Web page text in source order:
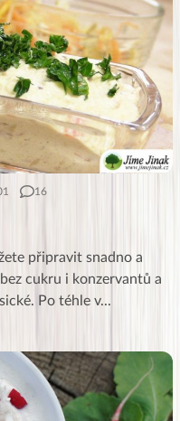
16
připravit snadno a
cukru i konzervantů a
Po téhle v...